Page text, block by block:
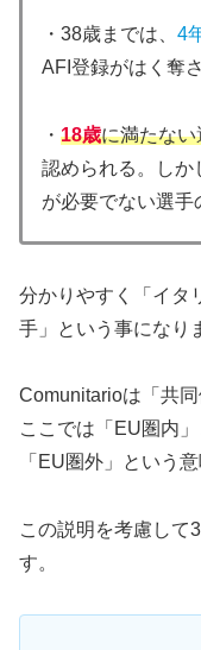
・38歳までは、 4
AFI登録がはく奪
・ 18歳に満たない
認められる。しか
が必要でない選手
分かりやすく「イタ
手」という事になり
Comunitarioは「共
ここでは「EU圏内
「EU圏外」という
この説明を考慮して
す。